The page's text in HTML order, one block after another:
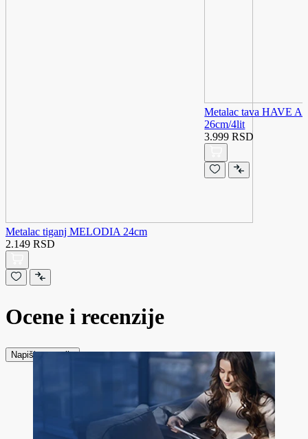
Metalac tiganj MELODIA 24cm
2.149 RSD
Metalac tava HAVE
26cm/4lit
3.999 RSD
Ocene i recenzije
Napiši recenziju